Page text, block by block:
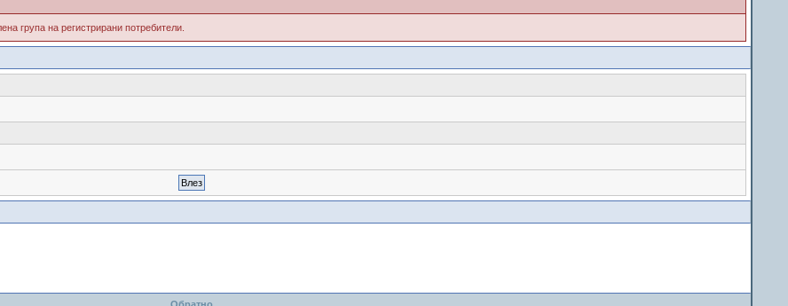
група на регистрирани потребители.